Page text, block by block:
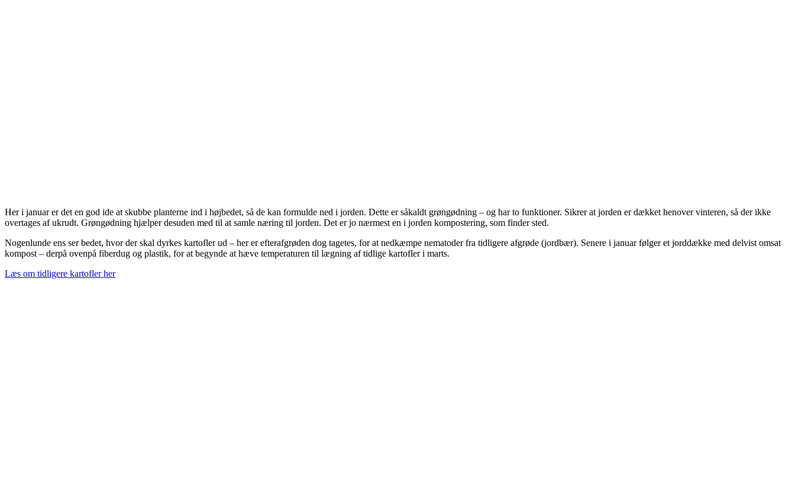
Her i januar er det en god ide at skubbe planterne ind i højbedet, så de kan formulde ned i jorden. Dette er såkaldt grøngødning – og har to funktioner. Sikrer at jorden er dækket henover vinteren, så der ikke
overtages af ukrudt. Grøngødning hjælper desuden med til at samle næring til jorden. Det er jo nærmest en i jorden kompostering, som finder sted.
Nogenlunde ens ser bedet, hvor der skal dyrkes kartofler ud – her er efterafgrøden dog tagetes, for at nedkæmpe nematoder fra tidligere afgrøde (jordbær). Senere i januar følger et jorddække med delvist omsat
kompost – derpå ovenpå fiberdug og plastik, for at begynde at hæve temperaturen til lægning af tidlige kartofler i marts.
Læs om tidligere kartofler her